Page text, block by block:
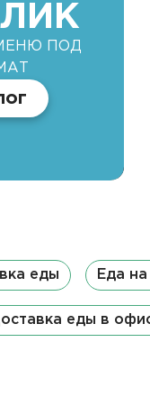
ПОД
еды Еда
еды в